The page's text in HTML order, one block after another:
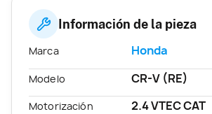
Información de la pieza
Marca Honda
Modelo CR-V (RE)
Motorización 2.4 VTEC CAT